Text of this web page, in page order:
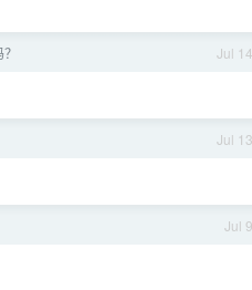
Jul 14
Jul 13
Jul 9